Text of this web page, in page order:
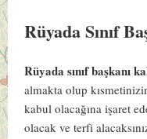
Rüyada Sınıf
Rüyada sınıf başkanı
almakta olup
kabul olacağına işaret
olacak ve terfi